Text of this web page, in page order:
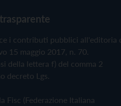
i contributi pubblici all'editoria
15 maggio 2017, n. 70.
della lettera f) del comma 2
decreto Lgs.
Fisc (Federazione Italiana